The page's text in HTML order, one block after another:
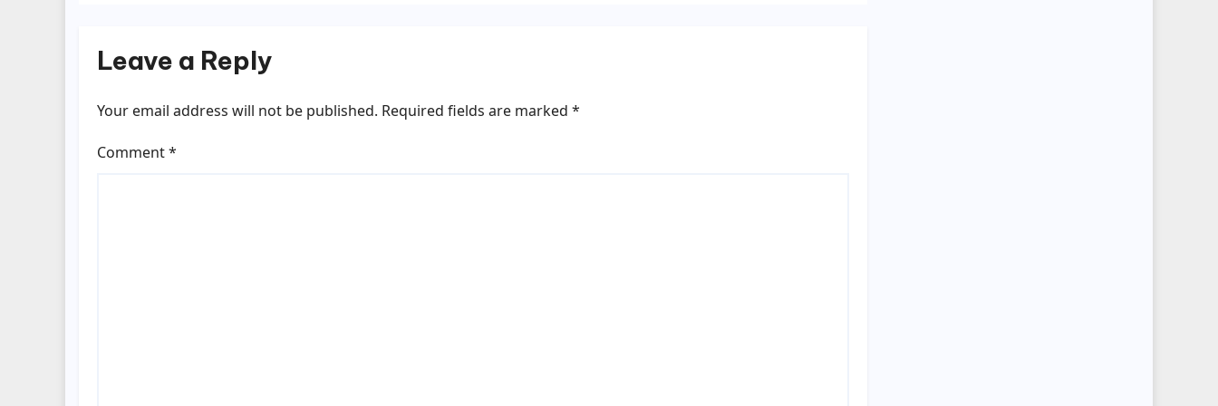
Leave a Reply
Your email address will not be published. Required fields are marked *
Comment*